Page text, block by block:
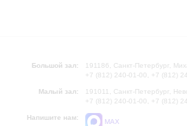
Большой зал:
191186, Санкт-Петербург,
+7 (812) 240-01-00, +7 (812)
Малый зал:
191011, Санкт-Петербург,
+7 (812) 240-01-00, +7 (812)
Напишите нам:
MAX